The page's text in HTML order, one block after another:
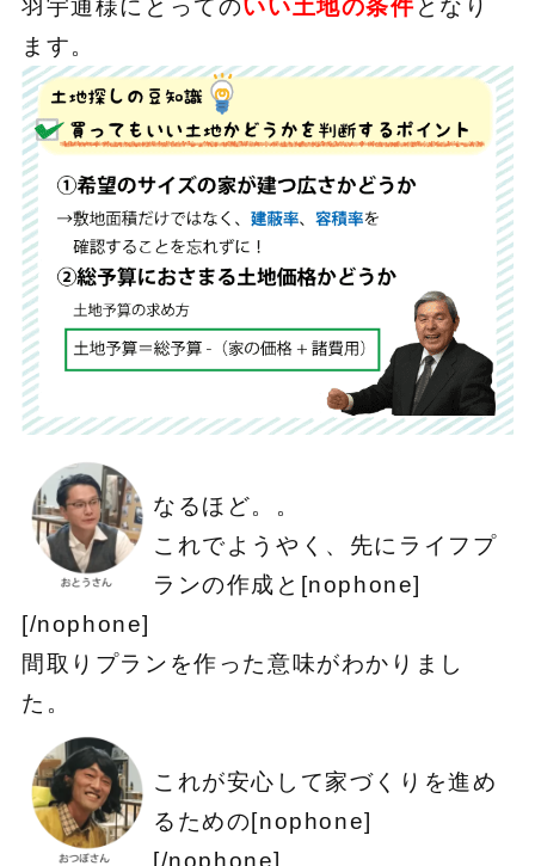
羽宇通様にとってのいい土地の条件となり
ます。
なるほど。。
これでようやく、先にライフプ
ランの作成と[nophone]
[/nophone]
間取りプランを作った意味がわかりまし
た。
これが安心して家づくりを進め
るための[nophone]
[/nophone]